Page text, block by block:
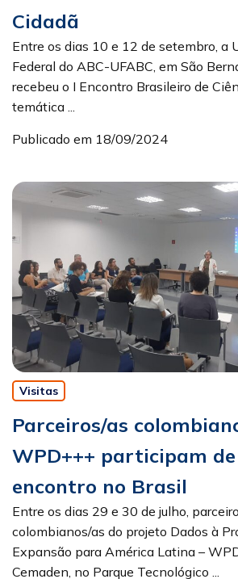
Cidadã
Entre os dias 10 e 12 de setembro, a
Federal do ABC-UFABC, em São
recebeu o I Encontro Brasileiro de
temática ...
Publicado em 18/09/2024
Visitas
Parceiros/as
WPD+++ participam de
encontro no Brasil
Entre os dias 29 e 30 de julho,
colombianos/as do projeto Dados à
Expansão para América Latina –
Cemaden, no Parque Tecnológico ...